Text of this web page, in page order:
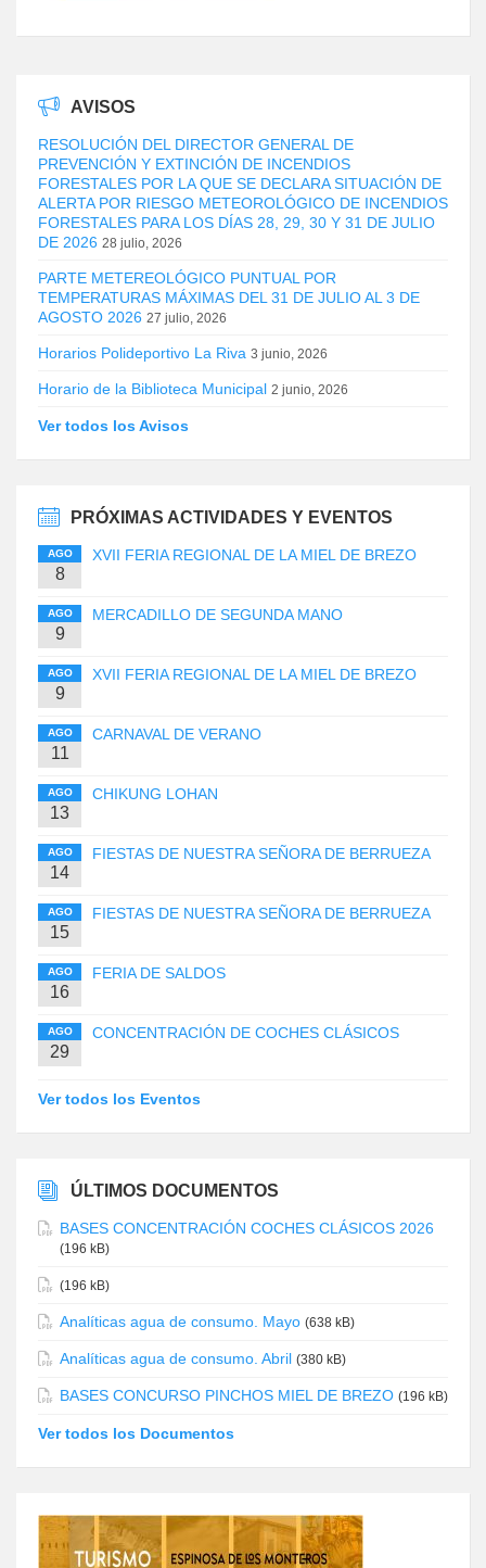
AVISOS
RESOLUCIÓN DEL DIRECTOR GENERAL DE
PREVENCIÓN Y EXTINCIÓN DE INCENDIOS
FORESTALES POR LA QUE SE DECLARA SITUACIÓN DE
ALERTA POR RIESGO METEOROLÓGICO DE INCENDIOS
FORESTALES PARA LOS DÍAS 28, 29, 30 Y 31 DE JULIO
DE 2026 28 julio, 2026
PARTE METEREOLÓGICO PUNTUAL POR
TEMPERATURAS MÁXIMAS DEL 31 DE JULIO AL 3 DE
AGOSTO 2026 27 julio, 2026
Horarios Polideportivo La Riva 3 junio, 2026
Horario de la Biblioteca Municipal 2 junio, 2026
Ver todos los Avisos
PRÓXIMAS ACTIVIDADES Y EVENTOS
AGO
8
XVII FERIA REGIONAL DE LA MIEL DE BREZO
AGO
9
MERCADILLO DE SEGUNDA MANO
AGO
9
XVII FERIA REGIONAL DE LA MIEL DE BREZO
AGO
11
CARNAVAL DE VERANO
AGO
13
CHIKUNG LOHAN
AGO
14
FIESTAS DE NUESTRA SEÑORA DE BERRUEZA
AGO
15
FIESTAS DE NUESTRA SEÑORA DE BERRUEZA
AGO
16
FERIA DE SALDOS
AGO
29
CONCENTRACIÓN DE COCHES CLÁSICOS
Ver todos los Eventos
ÚLTIMOS DOCUMENTOS
BASES CONCENTRACIÓN COCHES CLÁSICOS 2026
(196 kB)
(196 kB)
Analíticas agua de consumo. Mayo (638 kB)
Analíticas agua de consumo. Abril (380 kB)
BASES CONCURSO PINCHOS MIEL DE BREZO (196 kB)
Ver todos los Documentos